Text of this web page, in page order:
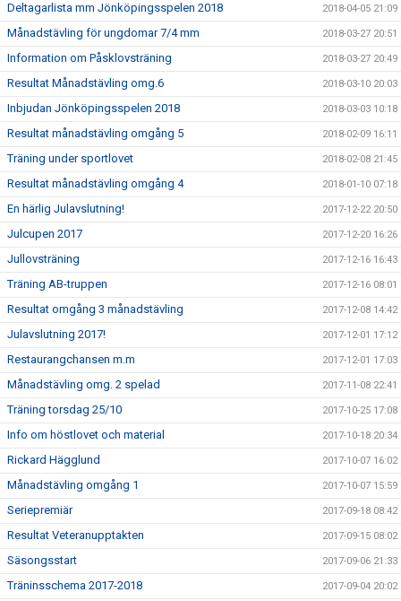
Deltagarlista mm Jönköpingsspelen 2018 2018-04-05 21:09
Månadstävling för ungdomar 7/4 mm 2018-03-27 20:51
Information om Påsklovsträning 2018-03-27 20:49
Resultat Månadstävling omg.6 2018-03-10 20:03
Inbjudan Jönköpingsspelen 2018 2018-03-03 10:18
Resultat månadstävling omgång 5 2018-02-09 16:11
Träning under sportlovet 2018-02-08 21:45
Resultat månadstävling omgång 4 2018-01-10 07:18
En härlig Julavslutning! 2017-12-22 20:50
Julcupen 2017 2017-12-20 16:26
Jullovsträning 2017-12-16 16:43
Träning AB-truppen 2017-12-16 08:01
Resultat omgång 3 månadstävling 2017-12-08 14:42
Julavslutning 2017! 2017-12-01 17:12
Restaurangchansen m.m 2017-12-01 17:03
Månadstävling omg. 2 spelad 2017-11-08 22:41
Träning torsdag 25/10 2017-10-25 17:08
Info om höstlovet och material 2017-10-18 20:34
Rickard Hägglund 2017-10-07 16:02
Månadstävling omgång 1 2017-10-07 15:59
Seriepremiär 2017-09-18 08:42
Resultat Veteranupptakten 2017-09-15 08:02
Säsongsstart 2017-09-06 21:33
Träninsschema 2017-2018 2017-09-04 20:02